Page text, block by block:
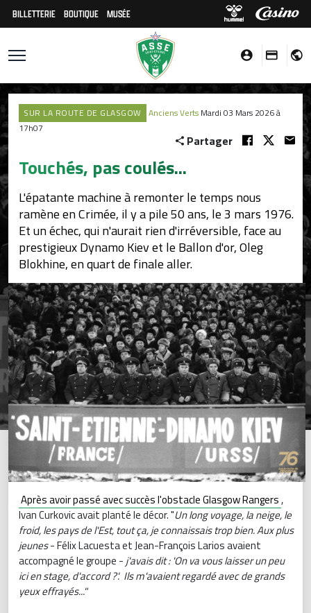
BILLETTERIE BOUTIQUE MUSÉE
SUR LA ROUTE DE GLASGOW Anciens Verts Mardi 03 Mars 2026 à
17h07
Partager
Touchés, pas coulés...
L'épatante machine à remonter le temps nous
ramène en Crimée, il y a pile 50 ans, le 3 mars 1976.
Et un échec, qui n'aurait rien d'irréversible, face au
prestigieux Dynamo Kiev et le Ballon d'or, Oleg
Blokhine, en quart de finale aller.
Après avoir passé avec succès l'obstacle Glasgow Rangers,
Ivan Curkovic avait planté le décor. "Un long voyage, la neige, le
froid, les pays de l'Est, tout ça, je connaissais trop bien. Aux plus
jeunes- Félix Lacuesta et Jean-François Larios avaient
accompagné le groupe -j'avais dit : 'On va vous laisser un peu
ici en stage, d'accord ?'. Ils m'avaient regardé avec de grands
yeux effrayés..."